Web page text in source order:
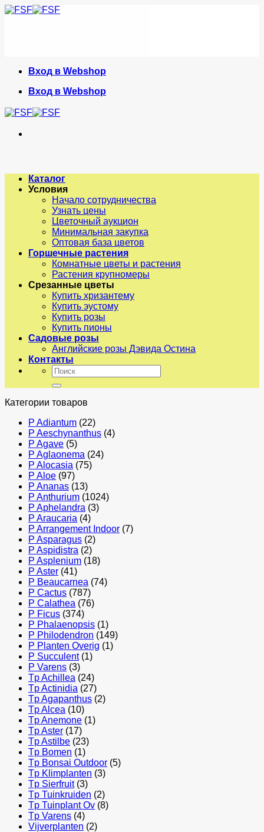
Skip
Вход в Webshop
Вход в Webshop
Каталог
Условия
Начало сотрудничества
Узнать цены
Цветочный аукцион
Минимальная закупка
Оптовая база цветов
Горшечные растения
Комнатные цветы и растения
Растения крупномеры
Срезанные цветы
Купить хризантему
Купить эустому
Купить розы
Купить пионы
Садовые розы
Английские розы Дэвида Остина
Контакты
Искать:
Категории товаров
P Adiantum (22)
P Aeschynanthus (4)
P Agave (5)
P Aglaonema (24)
P Alocasia (75)
P Aloe (97)
P Ananas (13)
P Anthurium (1024)
P Aphelandra (3)
P Araucaria (4)
P Arrangement Indoor (7)
P Asparagus (2)
P Aspidistra (2)
P Asplenium (18)
P Aster (41)
P Beaucarnea (74)
P Cactus (787)
P Calathea (76)
P Ficus (374)
P Phalaenopsis (1)
P Philodendron (149)
P Planten Overig (1)
P Succulent (1)
P Varens (3)
Tp Achillea (24)
Tp Actinidia (27)
Tp Agapanthus (2)
Tp Alcea (10)
Tp Anemone (1)
Tp Aster (17)
Tp Astilbe (23)
Tp Bomen (1)
Tp Bonsai Outdoor (5)
Tp Klimplanten (3)
Tp Sierfruit (3)
Tp Tuinkruiden (2)
Tp Tuinplant Ov (8)
Tp Varens (4)
Vijverplanten (2)